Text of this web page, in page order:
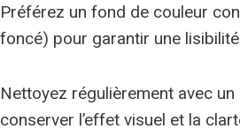
Préférez un fond de couleur
foncé) pour garantir une
Nettoyez régulièrement avec
conserver l’effet visuel et la